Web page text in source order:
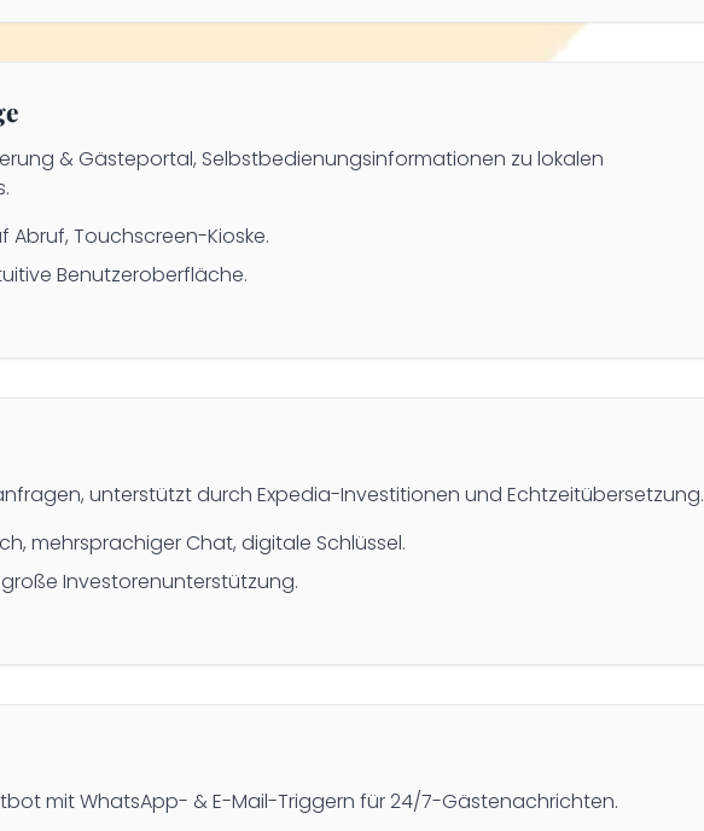
& Gästeportal, Selbstbedienungsinformationen zu lokalen
Abruf, Touchscreen-Kioske.
Benutzeroberfläche.
unterstützt durch Expedia-Investitionen und Echtzeitübersetzung.
mehrsprachiger Chat, digitale Schlüssel.
Investorenunterstützung.
mit WhatsApp- & E-Mail-Triggern für 24/7-Gästenachrichten.